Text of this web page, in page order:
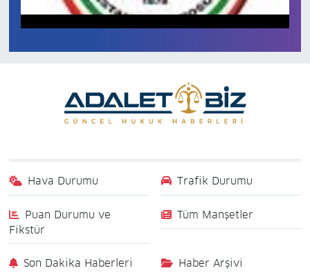
Hava Durumu Trafik Durumu
Puan Durumu ve
Fikstür
Tüm Manşetler
Son Dakika Haberleri Haber Arşivi